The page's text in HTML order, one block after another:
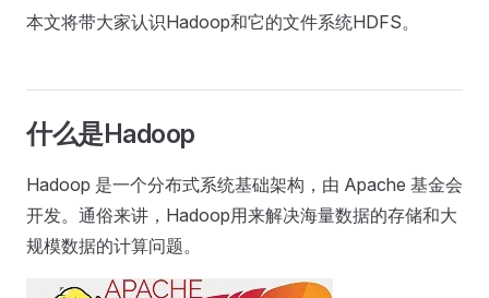
本文将带大家认识Hadoop和它的文件系统HDFS。
什么是Hadoop
Hadoop 是一个分布式系统基础架构，由 Apache 基金会
开发。通俗来讲，Hadoop用来解决海量数据的存储和大
规模数据的计算问题。